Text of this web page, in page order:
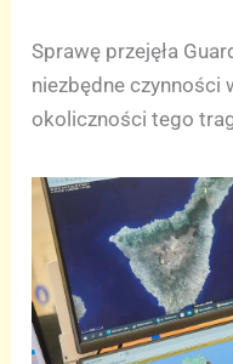
Sprawę przejęła
niezbędne czynności
okoliczności tego